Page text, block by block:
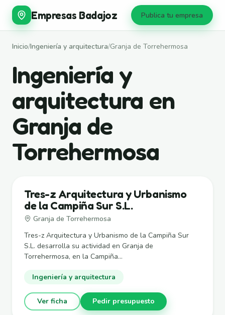
Empresas Badajoz Publica tu empresa
Inicio/Ingeniería y arquitectura/Granja de Torrehermosa
Ingeniería y
arquitectura en
Granja de
Torrehermosa
Tres-z Arquitectura y Urbanismo
de la Campiña Sur S.L.
Granja de Torrehermosa
Tres-z Arquitectura y Urbanismo de la Campiña Sur
S.L. desarrolla su actividad en Granja de
Torrehermosa, en la Campiña...
Ingeniería y arquitectura
Ver ficha Pedir presupuesto